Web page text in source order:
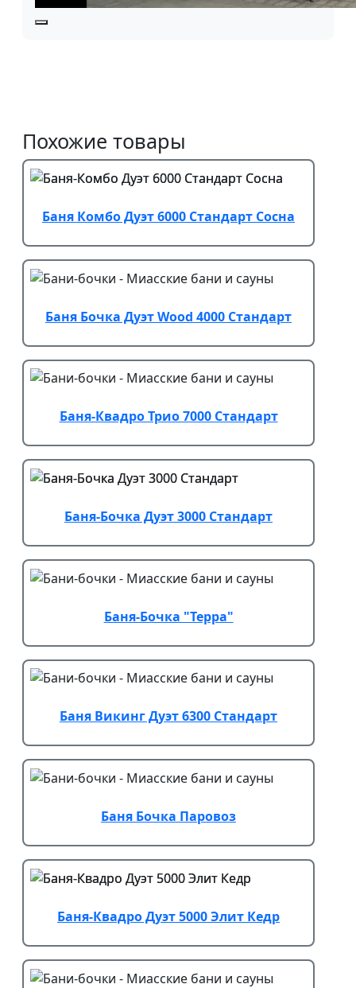
Похожие товары
Баня Комбо Дуэт 6000 Стандарт Сосна
Баня Бочка Дуэт Wood 4000 Стандарт
Баня-Квадро Трио 7000 Стандарт
Баня-Бочка Дуэт 3000 Стандарт
Баня-Бочка "Терра"
Баня Викинг Дуэт 6300 Стандарт
Баня Бочка Паровоз
Баня-Квадро Дуэт 5000 Элит Кедр